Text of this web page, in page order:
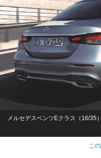
メルセデスベンツEクラス（16/35）
こ